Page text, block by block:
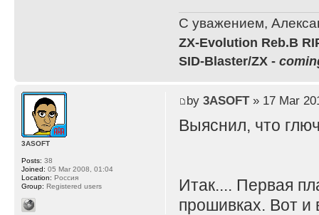
С уважением,
ZX-Evolution Reb.B
SID-Blaster/ZX -
by 3ASOFT» 17 Mar
Выяснил, что
Итак.... Первая
прошивках. Вот и
3ASOFT
Posts: 38
Joined: 05 Mar 2008, 01:04
Location: Россия
Group: Registered users